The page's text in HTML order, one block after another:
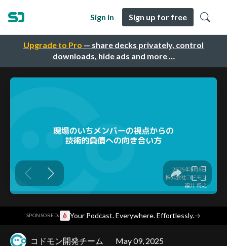
Upgrade to Pro — share decks privately, control
downloads, hide ads and more …
Sign in Sign up for free
SPONSORED· Your Podcast. Everywhere. Effortlessly.→
コドモン開発チーム May 09, 2025